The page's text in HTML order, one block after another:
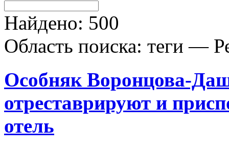
Найдено: 500
Область поиска: теги —
Особняк Воронцова-
отреставрируют и
отель